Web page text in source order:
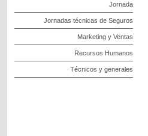
Jornada
Jornadas técnicas de Seguros
Marketing y Ventas
Recursos Humanos
Técnicos y generales